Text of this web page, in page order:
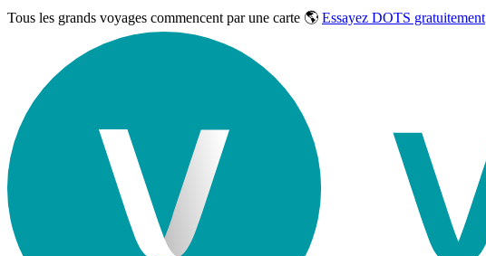
Tous les grands voyages commencent par une carte 🌎 Essayez DOTS gratuitement